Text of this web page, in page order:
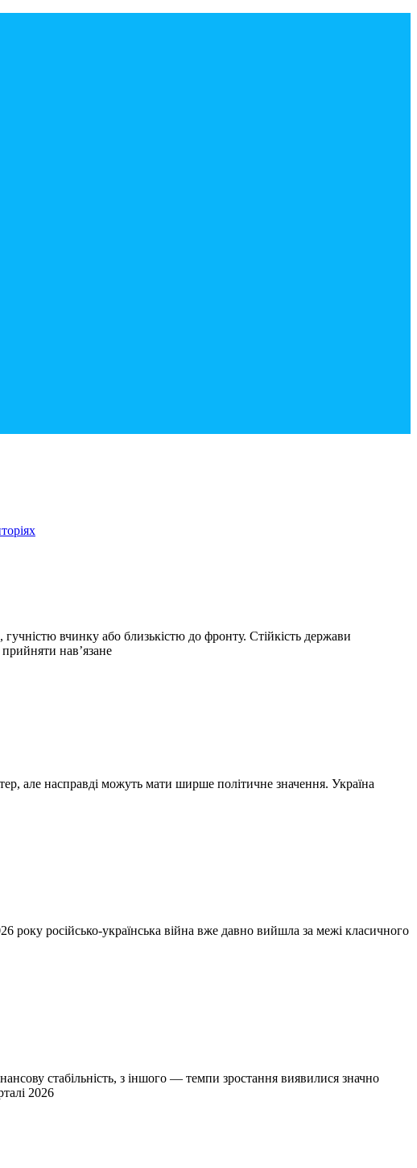
вчинку або близькістю до фронту. Стійкість держави
нав’язане
але насправді можуть мати ширше політичне значення. Україна
року російсько-українська війна вже давно вийшла за межі класичного
стабільність, з іншого — темпи зростання виявилися значно
2026